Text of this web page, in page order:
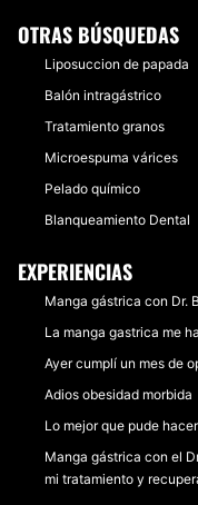
OTRAS BÚSQUEDAS
Liposuccion de papada
Balón intragástrico
Tratamiento granos
Microespuma várices
Pelado químico
Blanqueamiento Dental
EXPERIENCIAS
Manga gástrica con Dr.
La manga gastrica me
Ayer cumplí un mes de
Adios obesidad morbida
Lo mejor que pude
Manga gástrica con el
mi tratamiento y